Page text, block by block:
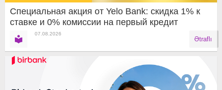
Специальная акция от Yelo Bank: скидка 1% к
ставке и 0% комиссии на первый кредит
07.08.2026
Ətraflı